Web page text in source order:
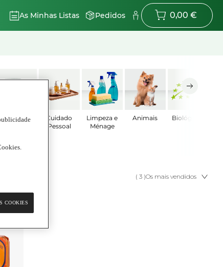
As Minhas Listas Pedidos 0,00 €
Bebé
Cuidado
Pessoal
Limpeza e
Ménage
Animais Biológicos
( 3 )Os mais vendidos
COOKIES